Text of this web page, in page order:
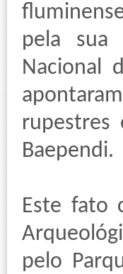
pela sua
Nacional
rupestres
Baependi.
Este fato
pelo